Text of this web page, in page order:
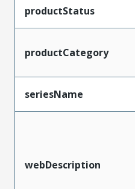
productStatus
productCategory
seriesName
webDescription